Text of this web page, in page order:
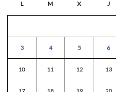
L M X J
3 4 5 6
10 11 12 13